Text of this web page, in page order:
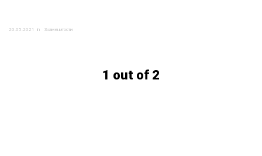
20.05.2021 in Знаменитости
1 out of 2